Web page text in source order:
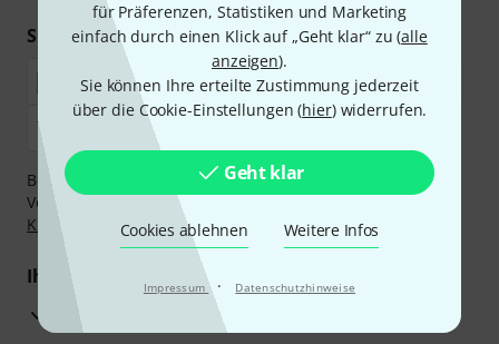
für Präferenzen, Statistiken und Marketing
einfach durch einen Klick auf „Geht klar“ zu (alle
anzeigen).
Sie können Ihre erteilte Zustimmung jederzeit
über die Cookie-Einstellungen (hier) widerrufen.
Geht klar
Cookies ablehnen Weitere Infos
Impressum · Datenschutzhinweise
Sicher einkaufen & bezahlen
Bezahlen Sie vertraulich und sicher per Nachnahme,
Vorkasse, PayPal, Amazon Pay,Klarna Sofort bezahlen
Klarna Ratenzahlungoder Kreditkarte.
Ihre Vorteile
3 Jahre Thomann Garantie